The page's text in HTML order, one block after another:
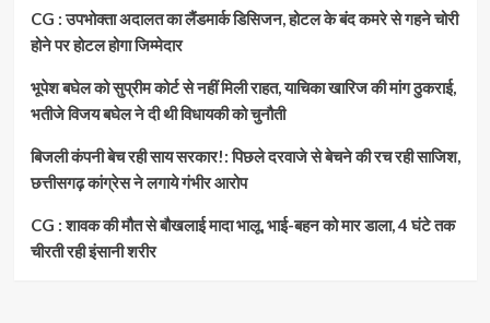
CG : उपभोक्ता अदालत का लैंडमार्क डिसिजन, होटल के बंद कमरे से गहने चोरी
होने पर होटल होगा जिम्मेदार
भूपेश बघेल को सुप्रीम कोर्ट से नहीं मिली राहत, याचिका खारिज की मांग ठुकराई,
भतीजे विजय बघेल ने दी थी विधायकी को चुनौती
बिजली कंपनी बेच रही साय सरकार!: पिछले दरवाजे से बेचने की रच रही साजिश,
छत्तीसगढ़ कांग्रेस ने लगाये गंभीर आरोप
CG : शावक की मौत से बौखलाई मादा भालू, भाई-बहन को मार डाला, 4 घंटे तक
चीरती रही इंसानी शरीर